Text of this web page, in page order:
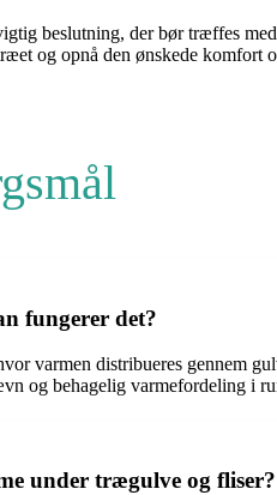
beslutning, der bør træffes
og opnå den ønskede
fungerer det?
varmen distribueres gennem
og behagelig varmefordeling i
under trægulve og fliser?